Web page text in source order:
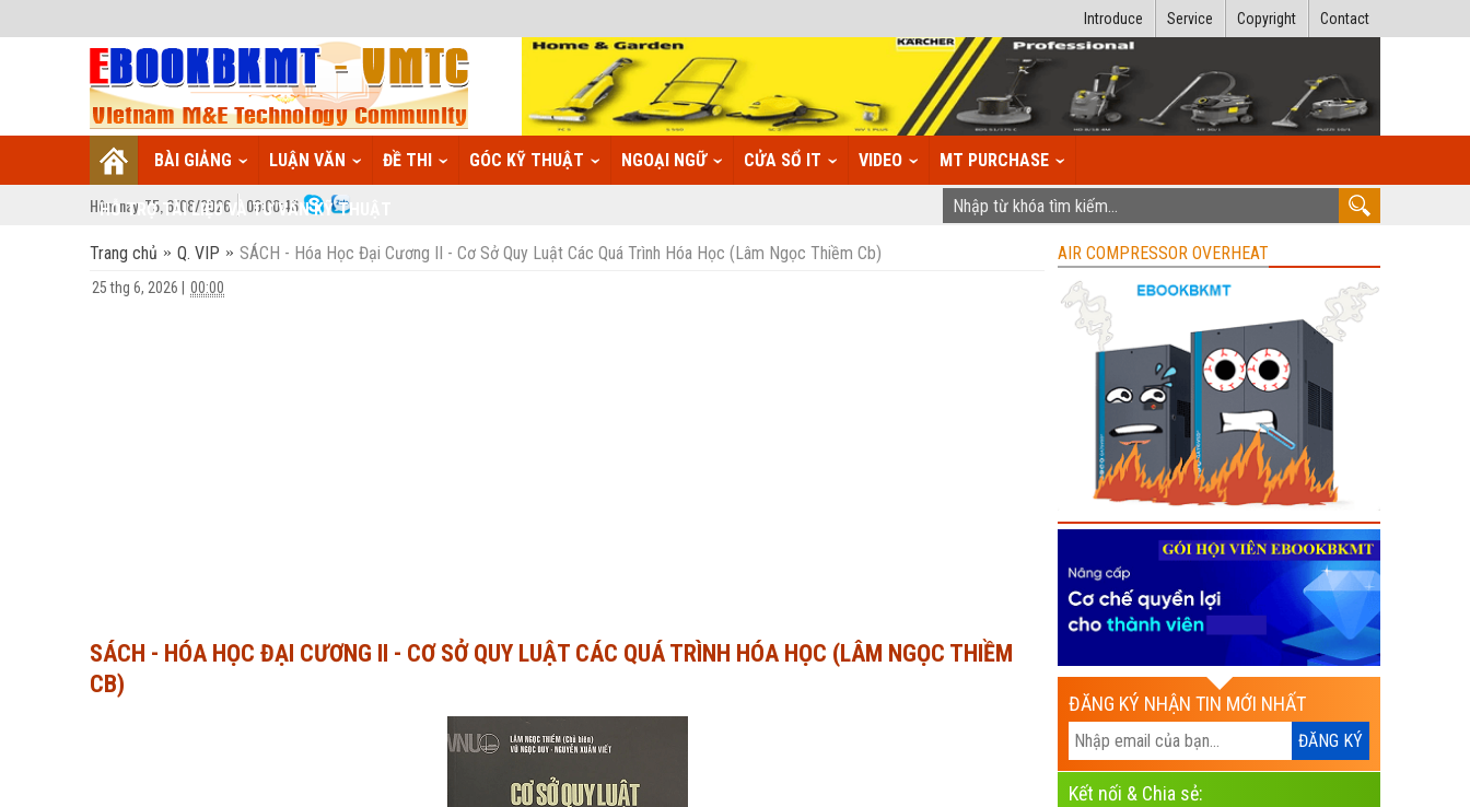
Contact
Copyright
Service
Introduce
BÀI GIẢNG LUẬN VĂN ĐỀ THI GÓC KỸ THUẬT NGOẠI NGỮ CỬA SỔ IT VIDEO MT PURCHASE
HỖ TRỢ TÀI LIỆU VÀ TƯ VẤN KỸ THUẬT
Hôm nay: T5, 6/08/2026 09:00:47
Trang chủ Q. VIP SÁCH - Hóa Học Đại Cương II - Cơ Sở Quy Luật Các Quá Trình Hóa Học (Lâm Ngọc Thiềm Cb)
25 thg 6, 2026 00:00
SÁCH - HÓA HỌC ĐẠI CƯƠNG II - CƠ SỞ QUY LUẬT CÁC QUÁ TRÌNH HÓA HỌC (LÂM NGỌC THIỀM
CB)
AIR COMPRESSOR OVERHEAT
ĐĂNG KÝ NHẬN TIN MỚI NHẤT
Kết nối & Chia sẻ: